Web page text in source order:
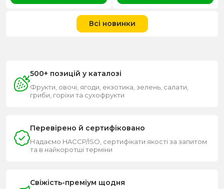
Всі новинки
500+ позицій у каталозі
Фрукти, овочі, ягоди, екзотика, зелень, салати,
гриби, горіхи та сухофрукти
Перевірено й сертифіковано
Надаємо HACCP/ISO, сертифікати якості за запитом
та в найкоротші терміни
Свіжість-преміум щодня